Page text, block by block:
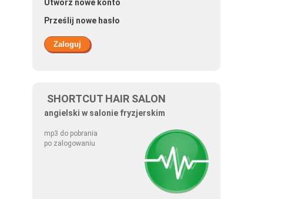
Utwórz nowe konto
Prześlij nowe hasło
SHORTCUT HAIR SALON
angielski w salonie fryzjerskim
mp3 do pobrania
po zalogowaniu